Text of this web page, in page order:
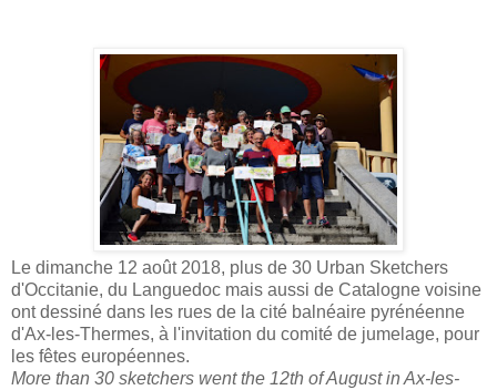
Le dimanche 12 août 2018, plus de 30 Urban Sketchers
d'Occitanie, du Languedoc mais aussi de Catalogne voisine
ont dessiné dans les rues de la cité balnéaire pyrénéenne
d'Ax-les-Thermes, à l'invitation du comité de jumelage, pour
les fêtes européennes.
More than 30 sketchers went the 12th of August in Ax-les-